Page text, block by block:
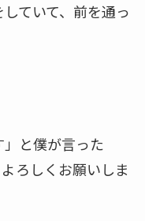
ていて、前を通っ
」と僕が言った
ろしくお願いしま